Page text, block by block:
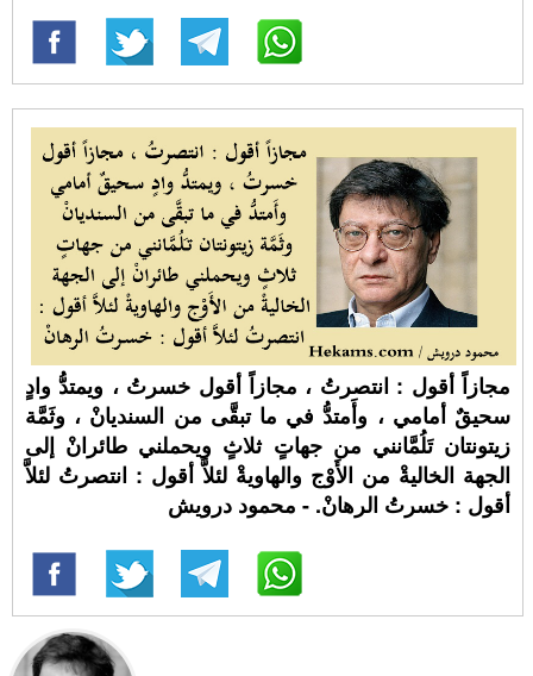
مجازاً أقول : انتصرتُ ، مجازاً أقول خسرتُ ، ويمتدُّ وادٍ
سحيقٌ أمامي ، وأَمتدُّ في ما تبقَّى من السنديانْ ، وثَمَّة
زيتونتان تَلُمَّانني من جهاتٍ ثلاثٍ ويحملني طائرانْ إلى
الجهة الخاليةْ من الأَوْج والهاويةْ لئلاَّ أقول : انتصرتُ لئلاَّ
أقول : خسرتُ الرهانْ. - محمود درويش